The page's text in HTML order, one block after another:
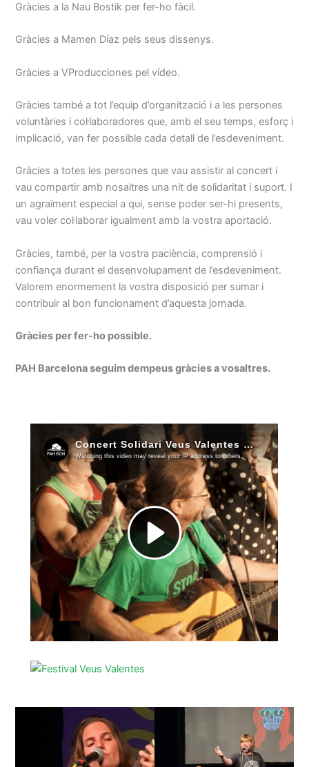
Gràcies a la Nau Bostik per fer-ho fàcil.
Gràcies a Mamen Díaz pels seus dissenys.
Gràcies a VProducciones pel vídeo.
Gràcies també a tot l’equip d’organització i a les persones
voluntàries i col·laboradores que, amb el seu temps, esforç i
implicació, van fer possible cada detall de l’esdeveniment.
Gràcies a totes les persones que vau assistir al concert i
vau compartir amb nosaltres una nit de solidaritat i suport. I
un agraïment especial a qui, sense poder ser-hi presents,
vau voler col·laborar igualment amb la vostra aportació.
Gràcies, també, per la vostra paciència, comprensió i
confiança durant el desenvolupament de l’esdeveniment.
Valorem enormement la vostra disposició per sumar i
contribuir al bon funcionament d’aquesta jornada.
Gràcies per fer-ho possible.
PAH Barcelona seguim dempeus gràcies a vosaltres.